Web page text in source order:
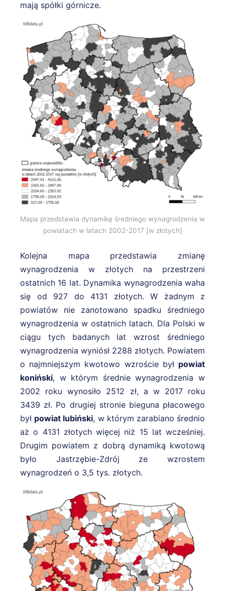
mają spółki górnicze.
Mapa przedstawia dynamikę średniego wynagrodzenia w
powiatach w latach 2002-2017 [w złotych]
Kolejna mapa przedstawia zmianę
wynagrodzenia w złotych na przestrzeni
ostatnich 16 lat. Dynamika wynagrodzenia waha
się od 927 do 4131 złotych. W żadnym z
powiatów nie zanotowano spadku średniego
wynagrodzenia w ostatnich latach. Dla Polski w
ciągu tych badanych lat wzrost średniego
wynagrodzenia wyniósł 2288 złotych. Powiatem
o najmniejszym kwotowo wzroście był powiat
koniński, w którym średnie wynagrodzenia w
2002 roku wynosiło 2512 zł, a w 2017 roku
3439 zł. Po drugiej stronie bieguna płacowego
był powiat lubiński, w którym zarabiano średnio
aż o 4131 złotych więcej niż 15 lat wcześniej.
Drugim powiatem z dobrą dynamiką kwotową
było Jastrzębie-Zdrój ze wzrostem
wynagrodzeń o 3,5 tys. złotych.